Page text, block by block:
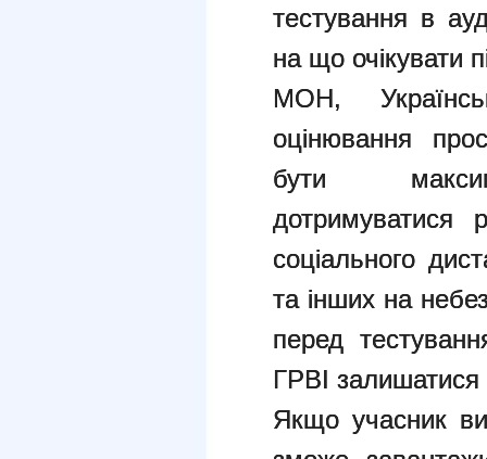
тестування в
на що очікувати
МОН,
оцінювання
бути
дотримуватися
соціального
та інших на
перед
ГРВІ
Якщо учасник